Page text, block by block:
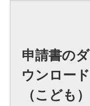
申請書のダ
ウンロード
（こども）